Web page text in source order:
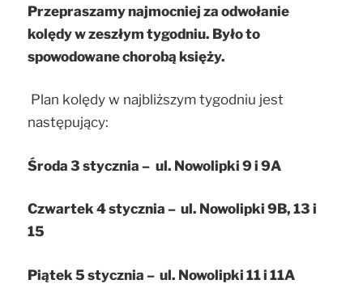
Przepraszamy najmocniej za odwołanie
kolędy w zeszłym tygodniu. Było to
spowodowane chorobą księży.
Plan kolędy w najbliższym tygodniu jest
następujący:
Środa 3 stycznia – ul. Nowolipki 9 i 9A
Czwartek 4 stycznia – ul. Nowolipki 9B, 13 i
15
Piątek 5 stycznia – ul. Nowolipki 11 i 11A